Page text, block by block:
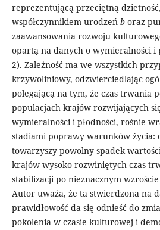
reprezentującą przeciętną
współczynnikiem urodzeń boraz
zaawansowania rozwoju
opartą na danych o wymieralności i
2). Zależność ma we wszystkich
krzywoliniowy, odzwierciedlając
polegającą na tym, że czas trwania
populacjach krajów rozwijających
wymieralności i płodności, rośnie
stadiami poprawy warunków życia:
towarzyszy powolny spadek
krajów wysoko rozwiniętych czas
stabilizacji po nieznacznym
Autor uważa, że ta stwierdzona na
prawidłowość da się odnieść do
pokolenia w czasie kulturowej i